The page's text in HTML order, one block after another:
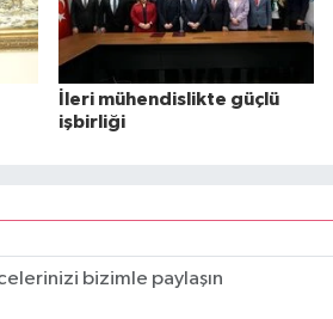
İleri mühendislikte güçlü
işbirliği